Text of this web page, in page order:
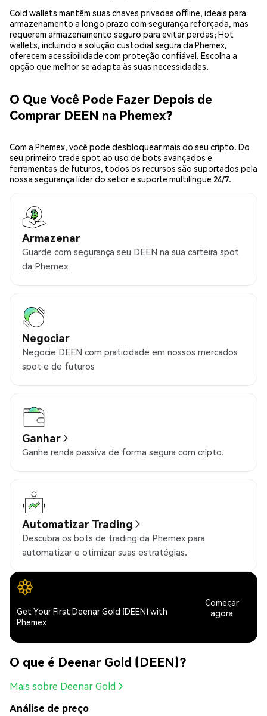
Cold wallets mantêm suas chaves privadas offline, ideais para
armazenamento a longo prazo com segurança reforçada, mas
requerem armazenamento seguro para evitar perdas; Hot
wallets, incluindo a solução custodial segura da Phemex,
oferecem acessibilidade com proteção confiável. Escolha a
opção que melhor se adapta às suas necessidades.
O Que Você Pode Fazer Depois de
Comprar DEEN na Phemex?
Com a Phemex, você pode desbloquear mais do seu cripto. Do
seu primeiro trade spot ao uso de bots avançados e
ferramentas de futuros, todos os recursos são suportados pela
nossa segurança líder do setor e suporte multilíngue 24/7.
Armazenar
Guarde com segurança seu DEEN na sua carteira spot
da Phemex
Negociar
Negocie DEEN com praticidade em nossos mercados
spot e de futuros
Ganhar
Ganhe renda passiva de forma segura com cripto.
Automatizar Trading
Descubra os bots de trading da Phemex para
automatizar e otimizar suas estratégias.
Get Your First Deenar Gold (DEEN) with
Phemex
Começar
agora
O que é Deenar Gold (DEEN)?
Mais sobre Deenar Gold
Análise de preço